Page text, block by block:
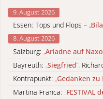
9. August 2026
Essen: Tops und Flops – „
8. August 2026
Salzburg: „Ariadne auf
Bayreuth: „Siegfried“,
Kontrapunkt: „Gedanken zu
Martina Franca: „FESTIVAL